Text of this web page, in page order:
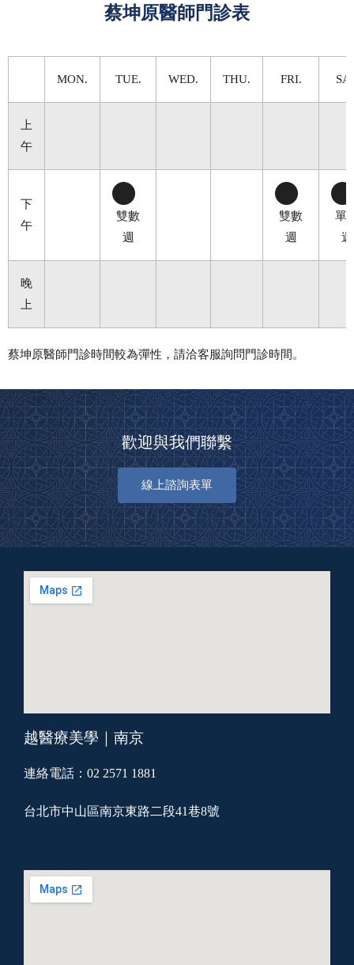
蔡坤原醫師門診表
MON. TUE. WED. THU. FRI.
上
午
下
午
雙數
週
雙數
週
單
週
晚
上
蔡坤原醫師門診時間較為彈性，請洽客服詢問門診時間。
歡迎與我們聯繫
線上諮詢表單
越醫療美學｜南京
連絡電話：02 2571 1881
台北市中山區南京東路二段41巷8號